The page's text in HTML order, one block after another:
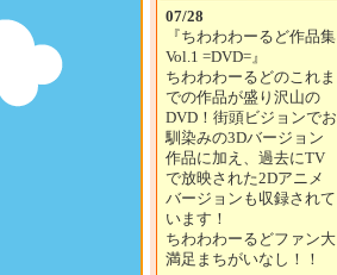
07/28
『ちわわわーるど作品集
Vol.1 =DVD=』
ちわわわーるどのこれま
での作品が盛り沢山の
DVD！街頭ビジョンでお
馴染みの3Dバージョン
作品に加え、過去にTV
で放映された2Dアニメ
バージョンも収録されて
います！
ちわわわーるどファン大
満足まちがいなし！！